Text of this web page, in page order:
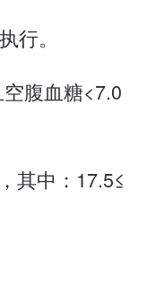
行。
腹血糖<7.0
其中：17.5≤